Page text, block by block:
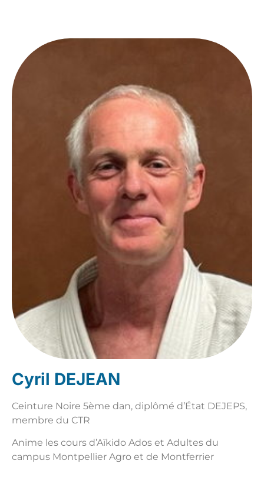
Cyril DEJEAN
Ceinture Noire 5ème dan, diplômé d’État DEJEPS,
membre du CTR
Anime les cours d’Aïkido Ados et Adultes du
campus Montpellier Agro et de Montferrier